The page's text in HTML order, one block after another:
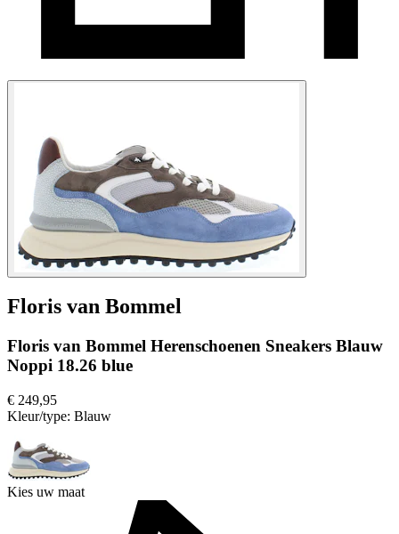
Floris van Bommel
Floris van Bommel Herenschoenen Sneakers Blauw
Noppi 18.26 blue
€ 249,95
Kleur/type: Blauw
Kies uw maat